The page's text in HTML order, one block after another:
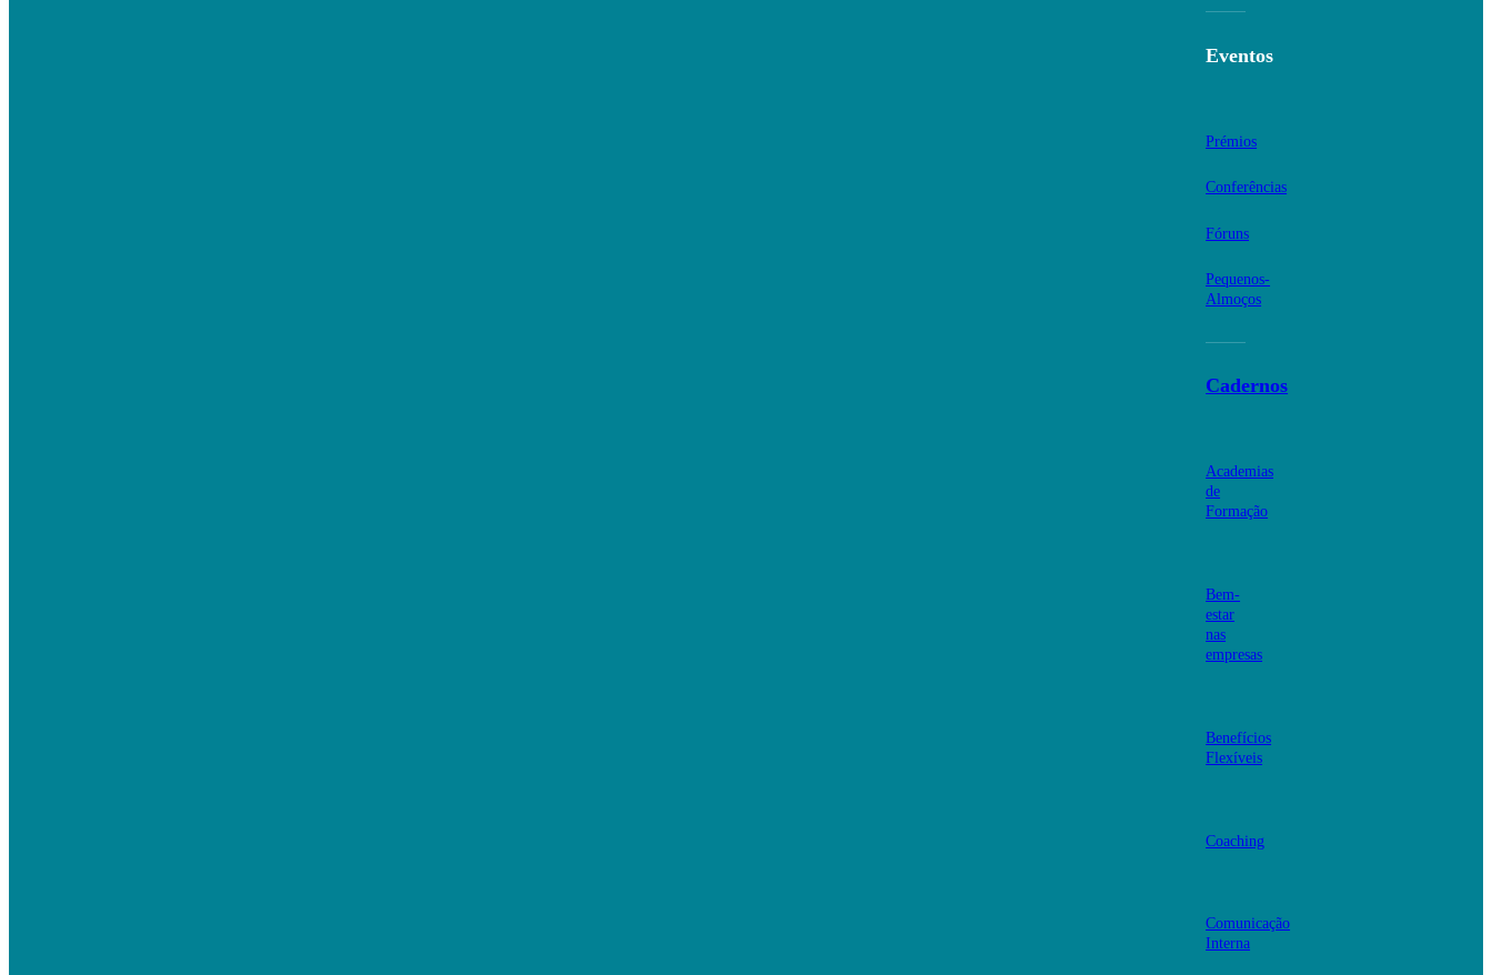
Eventos
Prémios
Conferências
Fóruns
Pequenos-
Almoços
Cadernos
Academias
de
Formação
Bem-
estar
nas
empresas
Benefícios
Flexíveis
Coaching
Comunicação
Interna